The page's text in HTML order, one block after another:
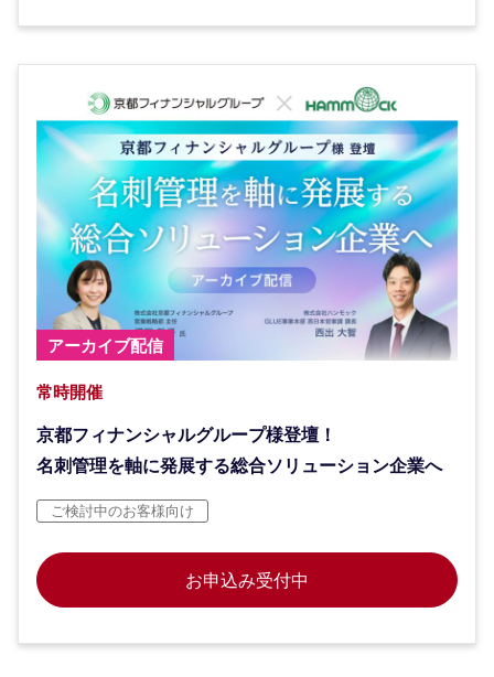
アーカイブ配信
常時開催
京都フィナンシャルグループ様登壇！
名刺管理を軸に発展する総合ソリューション企業へ
ご検討中のお客様向け
お申込み受付中